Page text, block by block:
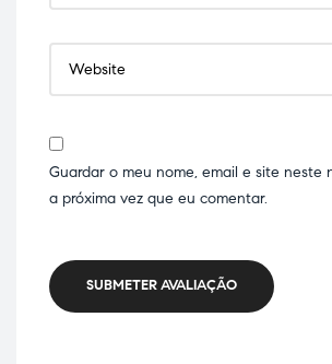
Guardar o meu nome, email e site neste
a próxima vez que eu comentar.
SUBMETER AVALIAÇÃO